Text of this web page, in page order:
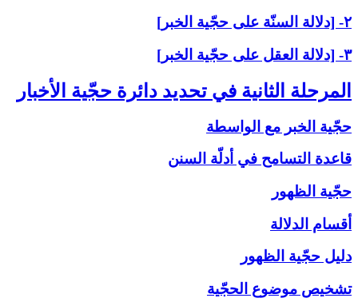
۲- [دلالة السنّة على حجّية الخبر]
۳- [دلالة العقل على حجّية الخبر]
المرحلة الثانية في تحديد دائرة حجّية الأخبار
حجّية الخبر مع الواسطة
قاعدة التسامح في أدلّة السنن
حجّية الظهور
أقسام الدلالة
دليل حجّية الظهور
تشخيص موضوع الحجّية